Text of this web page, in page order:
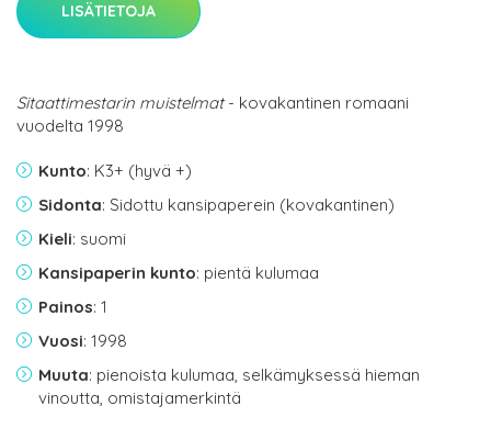
LISÄTIETOJA
Sitaattimestarin muistelmat- kovakantinen romaani
vuodelta 1998
Kunto: K3+ (hyvä +)
Sidonta: Sidottu kansipaperein (kovakantinen)
Kieli: suomi
Kansipaperin kunto: pientä kulumaa
Painos: 1
Vuosi: 1998
Muuta: pienoista kulumaa, selkämyksessä hieman
vinoutta, omistajamerkintä